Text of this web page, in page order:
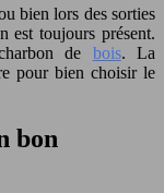
bien lors des sorties
est toujours présent.
de bois. La
pour bien choisir le
bon